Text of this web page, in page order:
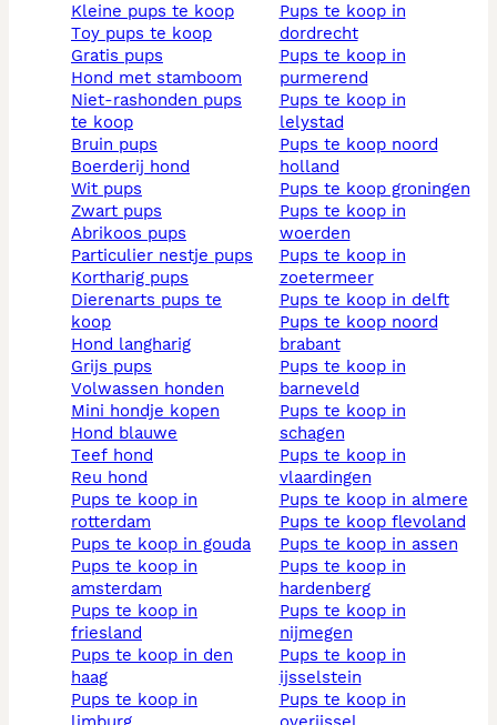
kleine pups te koop
toy pups te koop
gratis pups
hond met stamboom
niet-rashonden pups
te koop
bruin pups
boerderij hond
wit pups
zwart pups
abrikoos pups
particulier nestje pups
kortharig pups
dierenarts pups te
koop
hond langharig
grijs pups
volwassen honden
mini hondje kopen
hond blauwe
teef hond
reu hond
pups te koop in
rotterdam
pups te koop in gouda
pups te koop in
amsterdam
pups te koop in
friesland
pups te koop in den
haag
pups te koop in
pups te koop in
dordrecht
pups te koop in
purmerend
pups te koop in
lelystad
pups te koop noord
holland
pups te koop groningen
pups te koop in
woerden
pups te koop in
zoetermeer
pups te koop in delft
pups te koop noord
brabant
pups te koop in
barneveld
pups te koop in
schagen
pups te koop in
vlaardingen
pups te koop in almere
pups te koop flevoland
pups te koop in assen
pups te koop in
hardenberg
pups te koop in
nijmegen
pups te koop in
ijsselstein
pups te koop in